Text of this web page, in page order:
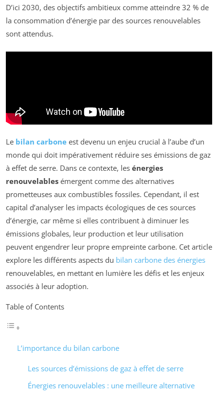
D’ici 2030, des objectifs ambitieux comme atteindre 32 % de
la consommation d’énergie par des sources renouvelables
sont attendus.
Le bilan carbone est devenu un enjeu crucial à l’aube d’un
monde qui doit impérativement réduire ses émissions de gaz
à effet de serre. Dans ce contexte, les énergies
renouvelables émergent comme des alternatives
prometteuses aux combustibles fossiles. Cependant, il est
capital d’analyser les impacts écologiques de ces sources
d’énergie, car même si elles contribuent à diminuer les
émissions globales, leur production et leur utilisation
peuvent engendrer leur propre empreinte carbone. Cet article
explore les différents aspects du bilan carbone des énergies
renouvelables, en mettant en lumière les défis et les enjeux
associés à leur adoption.
Table of Contents
L’importance du bilan carbone
Les sources d’émissions de gaz à effet de serre
Énergies renouvelables : une meilleure alternative